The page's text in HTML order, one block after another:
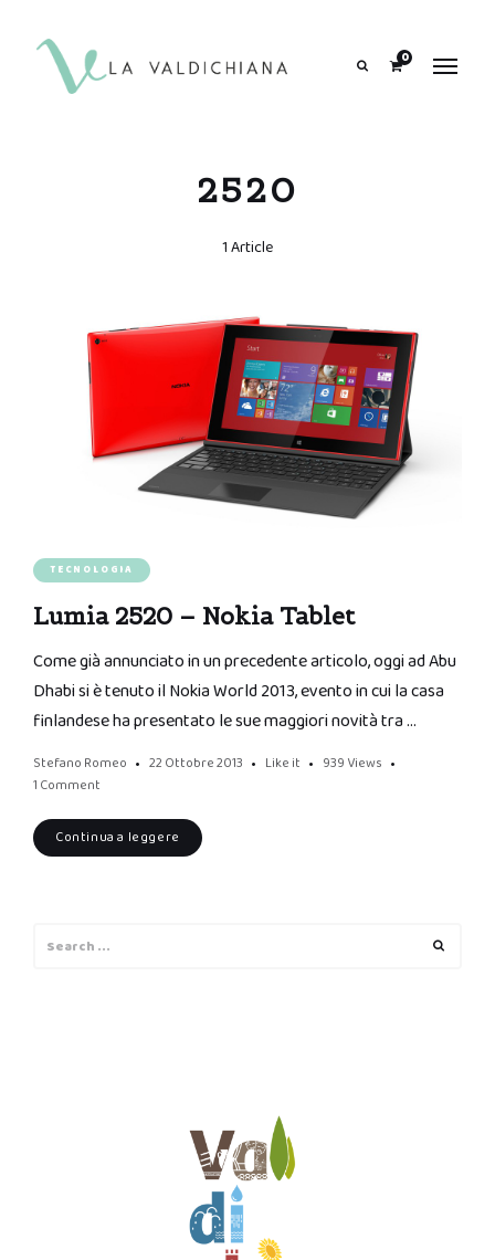
0
2520
1 Article
TECNOLOGIA
Lumia 2520 – Nokia Tablet
Come già annunciato in un precedente articolo, oggi ad Abu
Dhabi si è tenuto il Nokia World 2013, evento in cui la casa
finlandese ha presentato le sue maggiori novità tra …
Stefano Romeo 22 Ottobre 2013 Like it 939 Views
1 Comment
Continua a leggere
for: